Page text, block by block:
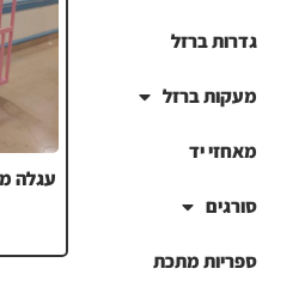
גדרות ברזל
מעקות ברזל
מאחזי יד
סורגים
ספריות מתכת
עגלה